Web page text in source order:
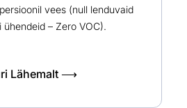
vees (null lenduvaid
ühendeid – Zero VOC).
Lähemalt ⟶